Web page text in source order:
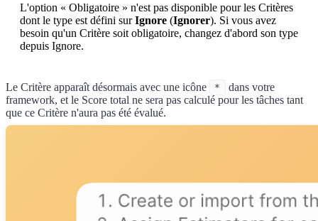
L'option « Obligatoire » n'est pas disponible pour les Critères
dont le type est défini surIgnore (Ignorer). Si vous avez
besoin qu'un Critère soit obligatoire, changez d'abord son type
depuis Ignore.
Le Critère apparaît désormais avec une icône *
dans votre
framework, et le Score total ne sera pas calculé pour les tâches tant
que ce Critère n'aura pas été évalué.